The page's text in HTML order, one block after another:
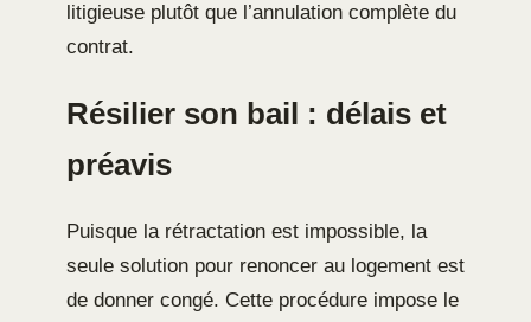
litigieuse plutôt que l’annulation complète du
contrat.
Résilier son bail : délais et
préavis
Puisque la rétractation est impossible, la
seule solution pour renoncer au logement est
de donner congé. Cette procédure impose le